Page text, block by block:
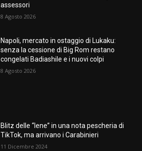
assessori
8 Agosto 2026
Napoli, mercato in ostaggio di Lukaku:
senza la cessione di Big Rom restano
congelati Badiashile e i nuovi colpi
8 Agosto 2026
Blitz delle “Iene” in una nota pescheria di
TikTok, ma arrivano i Carabinieri
11 Dicembre 2024